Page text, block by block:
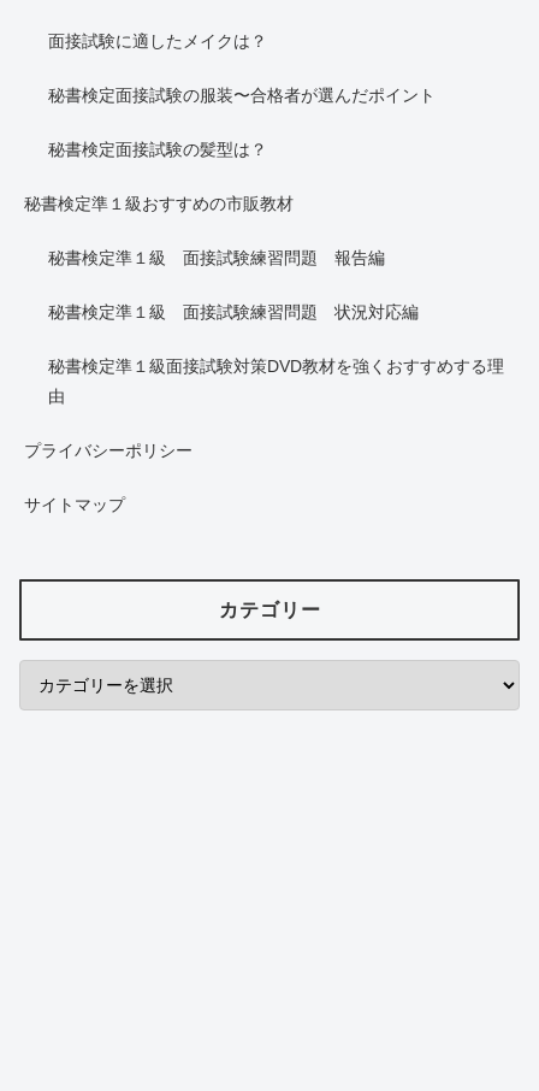
面接試験に適したメイクは？
秘書検定面接試験の服装〜合格者が選んだポイント
秘書検定面接試験の髪型は？
秘書検定準１級おすすめの市販教材
秘書検定準１級 面接試験練習問題 報告編
秘書検定準１級 面接試験練習問題 状況対応編
秘書検定準１級面接試験対策DVD教材を強くおすすめする理
由
プライバシーポリシー
サイトマップ
カテゴリー